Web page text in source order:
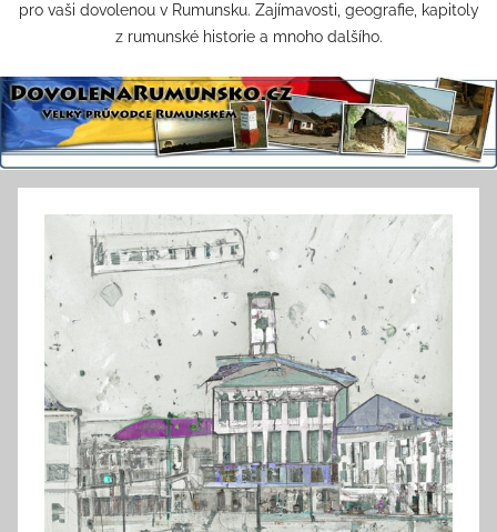
pro vaši dovolenou v Rumunsku. Zajímavosti, geografie, kapitoly
z rumunské historie a mnoho dalšího.